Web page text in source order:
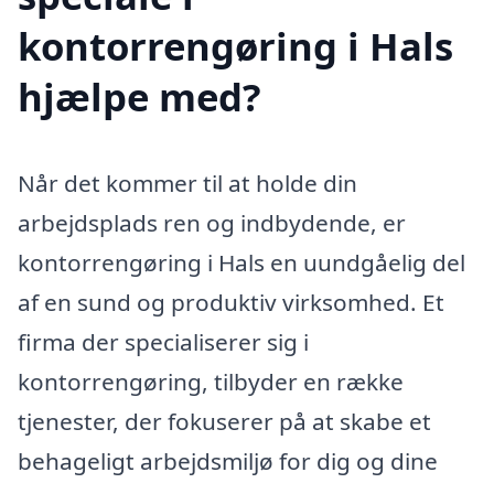
kontorrengøring i Hals
hjælpe med?
Når det kommer til at holde din
arbejdsplads ren og indbydende, er
kontorrengøring i Hals en uundgåelig del
af en sund og produktiv virksomhed. Et
firma der specialiserer sig i
kontorrengøring, tilbyder en række
tjenester, der fokuserer på at skabe et
behageligt arbejdsmiljø for dig og dine